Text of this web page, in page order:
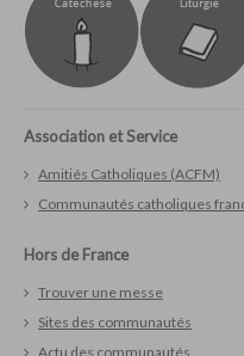
Association et Service
Amitiés Catholiques (ACFM)
Communautés catholiques
Hors de France
Trouver une messe
Sites des communautés
Actu des communautés